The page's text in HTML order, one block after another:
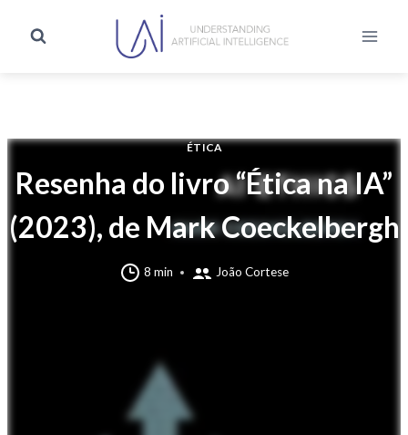
ÉTICA
Resenha do livro “Ética na IA”
(2023), de Mark Coeckelbergh
8 min João Cortese
Esta resenha foi originalmente publicada em francês
(Cortese, João. F. N. B, “Compte rendu de Mark